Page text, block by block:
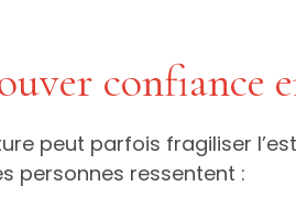
confiance
peut parfois fragiliser
personnes ressentent :